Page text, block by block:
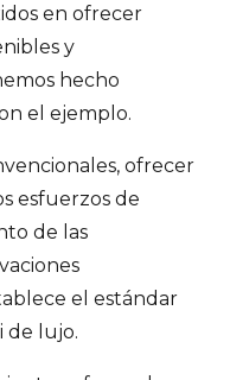
en ofrecer
y
hecho
el ejemplo.
ofrecer
esfuerzos de
de las
el estándar
de lujo.